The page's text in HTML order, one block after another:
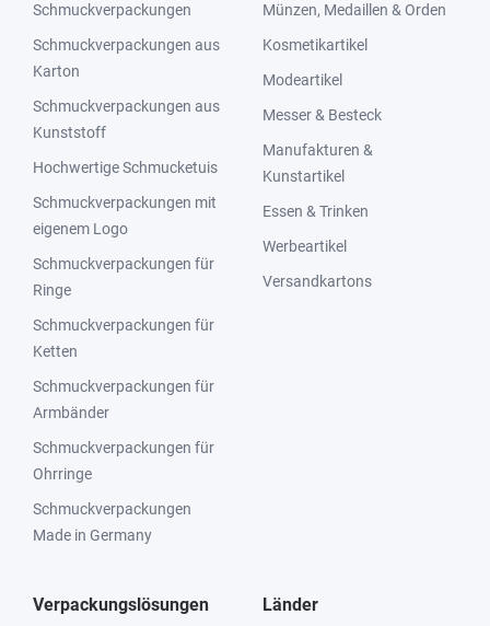
Schmuckverpackungen
Schmuckverpackungen aus
Karton
Schmuckverpackungen aus
Kunststoff
Hochwertige Schmucketuis
Schmuckverpackungen mit
eigenem Logo
Schmuckverpackungen für
Ringe
Schmuckverpackungen für
Ketten
Schmuckverpackungen für
Armbänder
Schmuckverpackungen für
Ohrringe
Schmuckverpackungen
Made in Germany
Münzen, Medaillen & Orden
Kosmetikartikel
Modeartikel
Messer & Besteck
Manufakturen &
Kunstartikel
Essen & Trinken
Werbeartikel
Versandkartons
Verpackungslösungen Länder